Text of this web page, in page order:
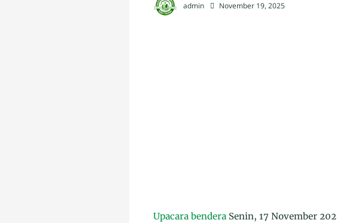
admin November 19, 2025
Upacara bendera Senin, 17 November